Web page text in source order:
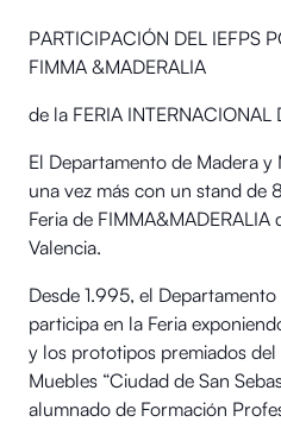
PARTICIPACIÓN DEL IEFPS
FIMMA &MADERALIA
de la FERIA INTERNACIONAL
El Departamento de Madera
una vez más con un stand de
Feria de
Valencia.
Desde 1.995, el
participa en la Feria
y los prototipos premiados
Muebles “Ciudad de San
alumnado de Formación